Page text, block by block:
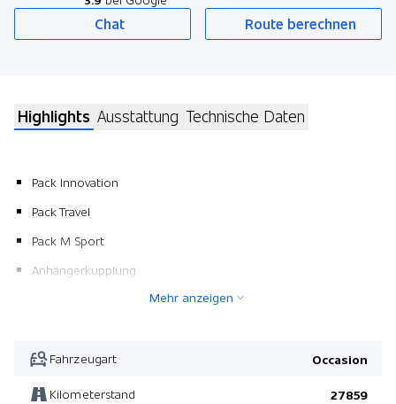
Chat Route berechnen
Highlights Ausstattung Technische Daten
Pack Innovation
Pack Travel
Pack M Sport
Anhängerkupplung
Pack M Sport
Metallic-Lackierung
Mehr anzeigen
Fahrzeugart Occasion
Kilometerstand 27859